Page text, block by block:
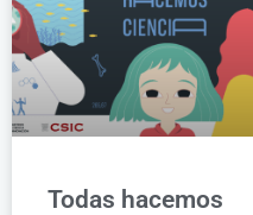
Todas hacemos